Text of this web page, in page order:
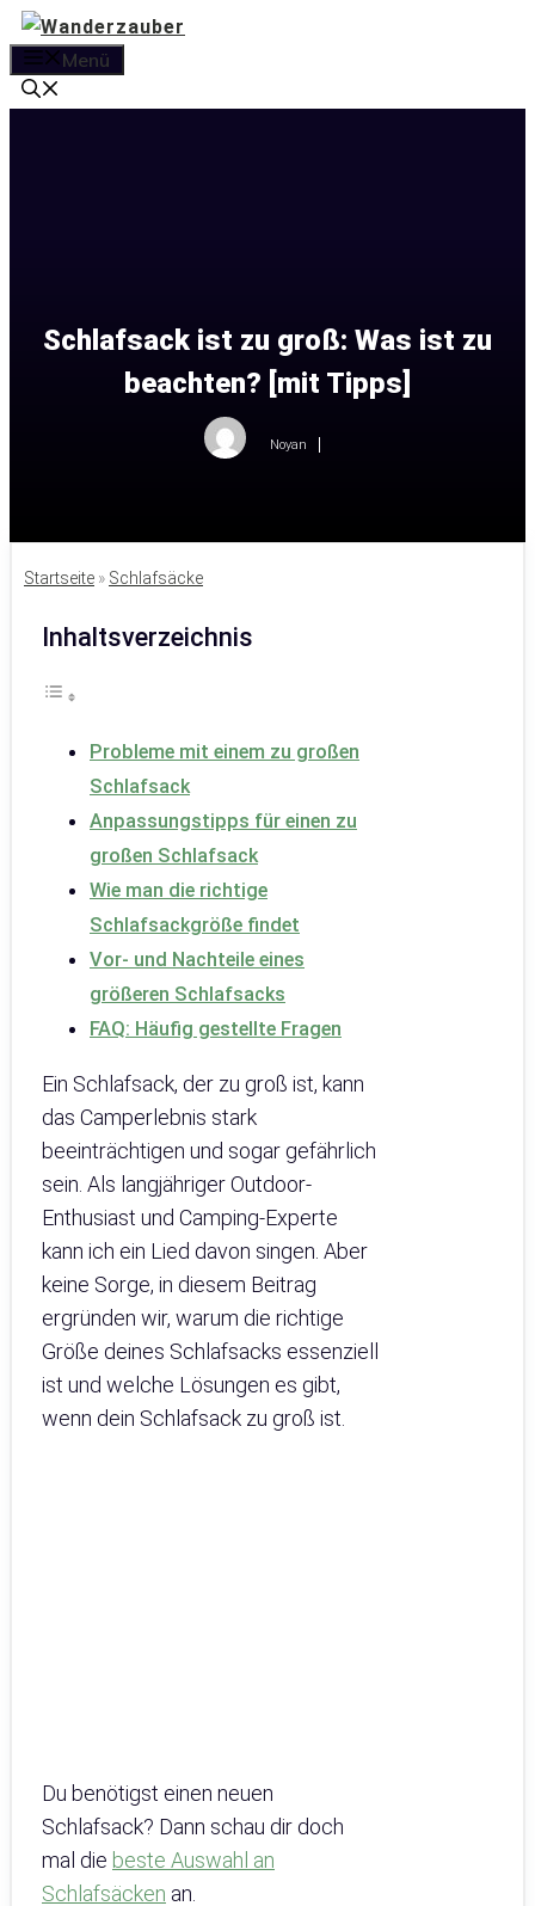
Zum
Inhalt
springen
Menü
Schlafsack ist zu groß: Was ist zu
beachten? [mit Tipps]
Noyan
Startseite » Schlafsäcke
Inhaltsverzeichnis
Probleme mit einem zu großen
Schlafsack
Anpassungstipps für einen zu
großen Schlafsack
Wie man die richtige
Schlafsackgröße findet
Vor- und Nachteile eines
größeren Schlafsacks
FAQ: Häufig gestellte Fragen
Ein Schlafsack, der zu groß ist, kann
das Camperlebnis stark
beeinträchtigen und sogar gefährlich
sein. Als langjähriger Outdoor-
Enthusiast und Camping-Experte
kann ich ein Lied davon singen. Aber
keine Sorge, in diesem Beitrag
ergründen wir, warum die richtige
Größe deines Schlafsacks essenziell
ist und welche Lösungen es gibt,
wenn dein Schlafsack zu groß ist.
Du benötigst einen neuen
Schlafsack? Dann schau dir doch
mal die beste Auswahl an
Schlafsäcken an.